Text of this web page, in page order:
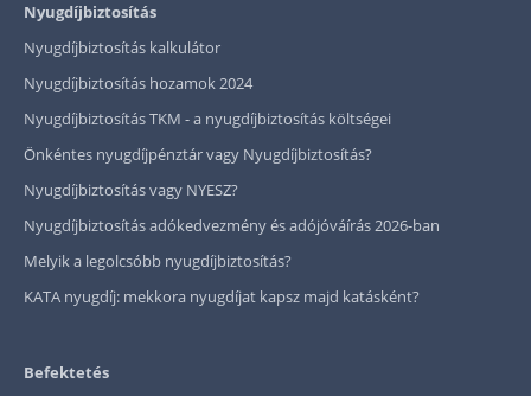
Nyugdíjbiztosítás
Nyugdíjbiztosítás kalkulátor
Nyugdíjbiztosítás hozamok 2024
Nyugdíjbiztosítás TKM - a nyugdíjbiztosítás költségei
Önkéntes nyugdíjpénztár vagy Nyugdíjbiztosítás?
Nyugdíjbiztosítás vagy NYESZ?
Nyugdíjbiztosítás adókedvezmény és adójóváírás 2026-ban
Melyik a legolcsóbb nyugdíjbiztosítás?
KATA nyugdíj: mekkora nyugdíjat kapsz majd katásként?
Befektetés